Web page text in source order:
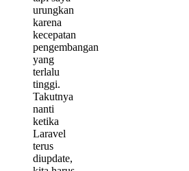
urungkan
karena
kecepatan
pengembangan
yang
terlalu
tinggi.
Takutnya
nanti
ketika
Laravel
terus
diupdate,